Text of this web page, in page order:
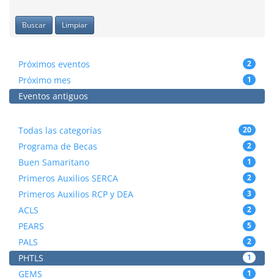
Buscar Limpiar
Próximos eventos 2
Próximo mes 1
Eventos antiguos
Todas las categorías 20
Programa de Becas 2
Buen Samaritano 1
Primeros Auxilios SERCA 2
Primeros Auxilios RCP y DEA 3
ACLS 2
PEARS 5
PALS 2
PHTLS 1
GEMS 1